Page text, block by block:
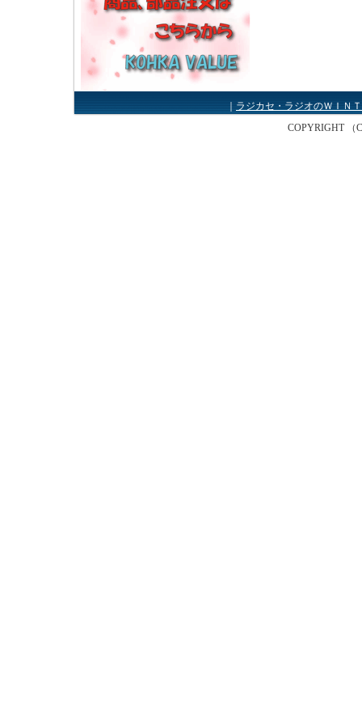
｜ラジカセ・ラジオのＷＩＮ
COPYRIGHT （